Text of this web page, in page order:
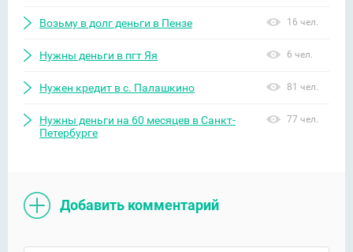
Возьму в долг деньги в Пензе 16 чел.
Нужны деньги в пгт Яя 6 чел.
Нужен кредит в с. Палашкино 81 чел.
Нужны деньги на 60 месяцев в Санкт-
Петербурге
77 чел.
Добавить комментарий